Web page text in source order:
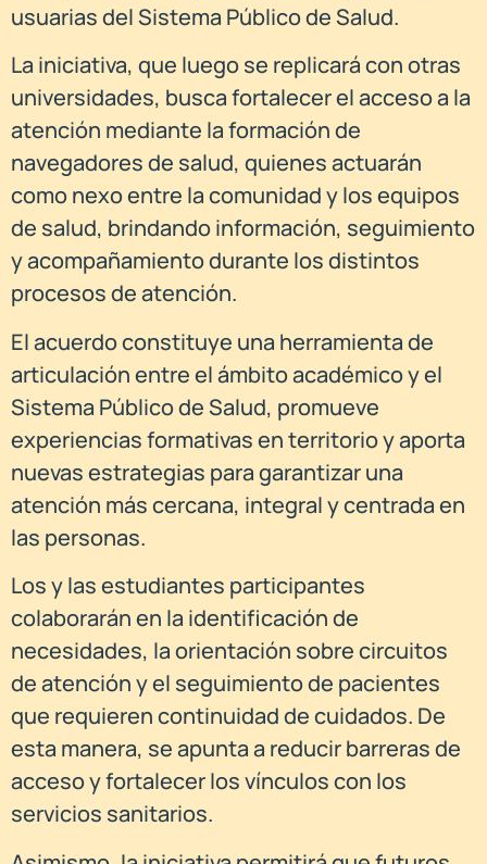
usuarias del Sistema Público de Salud.
La iniciativa, que luego se replicará con otras
universidades, busca fortalecer el acceso a la
atención mediante la formación de
navegadores de salud, quienes actuarán
como nexo entre la comunidad y los equipos
de salud, brindando información, seguimiento
y acompañamiento durante los distintos
procesos de atención.
El acuerdo constituye una herramienta de
articulación entre el ámbito académico y el
Sistema Público de Salud, promueve
experiencias formativas en territorio y aporta
nuevas estrategias para garantizar una
atención más cercana, integral y centrada en
las personas.
Los y las estudiantes participantes
colaborarán en la identificación de
necesidades, la orientación sobre circuitos
de atención y el seguimiento de pacientes
que requieren continuidad de cuidados. De
esta manera, se apunta a reducir barreras de
acceso y fortalecer los vínculos con los
servicios sanitarios.